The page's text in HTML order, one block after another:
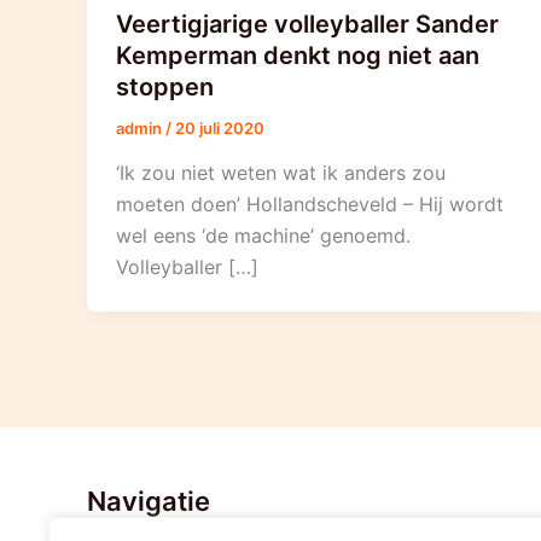
Veertigjarige volleyballer Sander
Kemperman denkt nog niet aan
stoppen
admin / 20 juli 2020
‘Ik zou niet weten wat ik anders zou
moeten doen’ Hollandscheveld – Hij wordt
wel eens ‘de machine’ genoemd.
Volleyballer […]
Navigatie